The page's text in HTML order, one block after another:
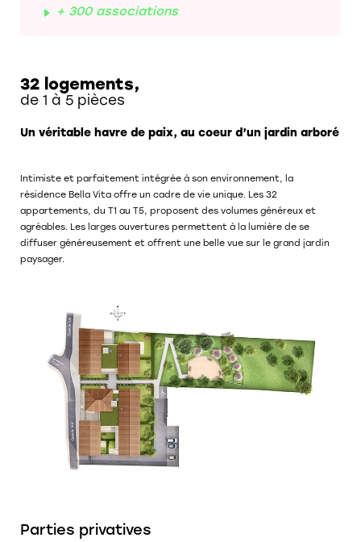
+ 300 associations
32 logements,
de 1 à 5 pièces
Un véritable havre de paix, au coeur d’un jardin arboré
Intimiste et parfaitement intégrée à son environnement, la
résidence Bella Vita offre un cadre de vie unique. Les 32
appartements, du T1 au T5, proposent des volumes généreux et
agréables. Les larges ouvertures permettent à la lumière de se
diffuser généreusement et offrent une belle vue sur le grand jardin
paysager.
Parties privatives